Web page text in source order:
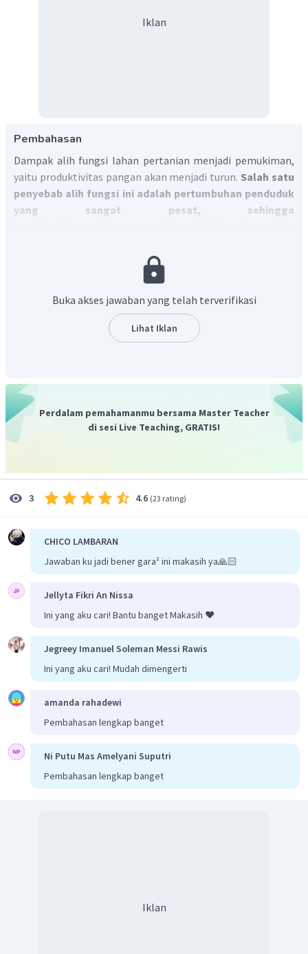
Iklan
Pembahasan
Dampak alih fungsi lahan pertanian menjadi pemukiman,
yaitu produktivitas pangan akan menjadi turun. Salah satu
penyebab alih fungsi ini adalah pertumbuhan penduduk
yang sangat pesat, sehingga
Jadi, jawaban yang benar adalah B.
Buka akses jawaban yang telah terverifikasi
Lihat Iklan
Perdalam pemahamanmu bersama Master Teacher
di sesi Live Teaching, GRATIS!
3 4.6 (23 rating)
CHICO LAMBARAN
Jawaban ku jadi bener gara² ini makasih ya🙏🏻
Jellyta Fikri An Nissa
Ini yang aku cari! Bantu banget Makasih ❤️
Jegreey Imanuel Soleman Messi Rawis
Ini yang aku cari! Mudah dimengerti
amanda rahadewi
Pembahasan lengkap banget
Ni Putu Mas Amelyani Suputri
Pembahasan lengkap banget
Iklan